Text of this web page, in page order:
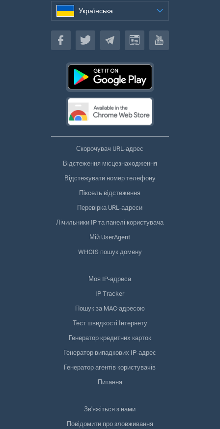
Українська
Українська
Скорочувач URL-адрес
Відстеження місцезнаходження
Відстежувати номер телефону
Піксель відстеження
Перевірка URL-адреси
Лічильники IP та панелі користувача
Мій UserAgent
WHOIS пошук домену
Моя IP-адреса
IP Tracker
Пошук за MAC-адресою
Тест швидкості Інтернету
Генератор кредитних карток
Генератор випадкових IP-адрес
Генератор агентів користувачів
Питання
Зв'яжіться з нами
Повідомити про зловживання